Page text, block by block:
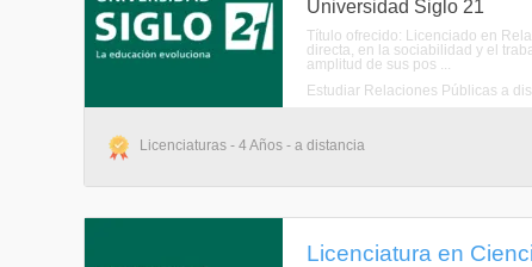
Universidad Siglo 21
Título ofrecido: Licenciado en
directa, en la sociabilidad y el
amplitud de sus pos ...
Estudiar Relaciones Públicas a
Licenciaturas - 4 Años - a distancia
Licenciatura en